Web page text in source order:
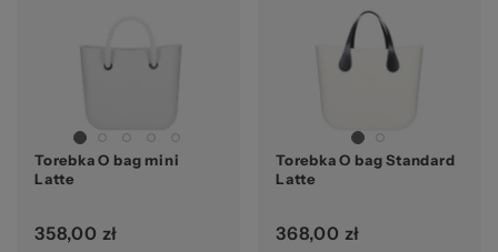
Torebka O bag mini
Latte
358,00 zł
Torebka O bag Standard
Latte
368,00 zł